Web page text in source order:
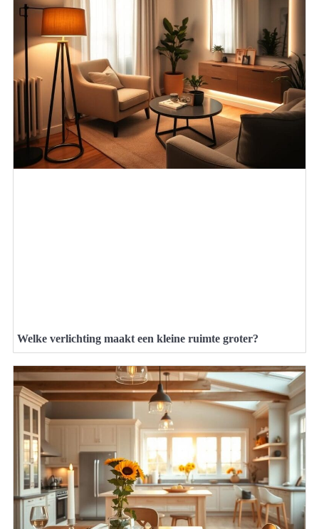
Welke verlichting maakt een kleine ruimte groter?